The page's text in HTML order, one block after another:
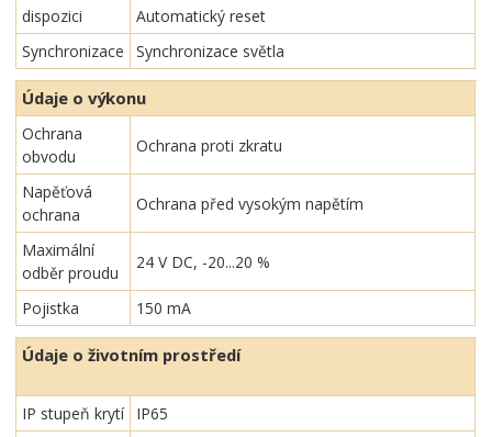
dispozici
Automatický reset
Synchronizace
Synchronizace světla
Údaje o výkonu
Ochrana
obvodu
Ochrana proti zkratu
Napěťová
ochrana
Ochrana před vysokým napětím
Maximální
odběr proudu
24 V DC, -20...20 %
Pojistka 150 mA
Údaje o životním prostředí
IP stupeň krytí
IP65